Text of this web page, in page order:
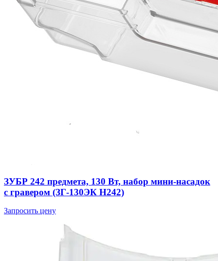
ЗУБР 242 предмета, 130 Вт, набор мини-насадок
с гравером (ЗГ-130ЭК H242)
Запросить цену